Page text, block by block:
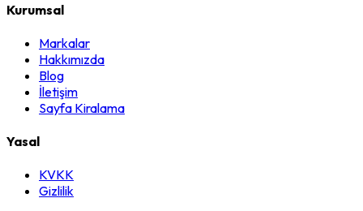
Kurumsal
Markalar
Hakkımızda
Blog
İletişim
Sayfa Kiralama
Yasal
KVKK
Gizlilik